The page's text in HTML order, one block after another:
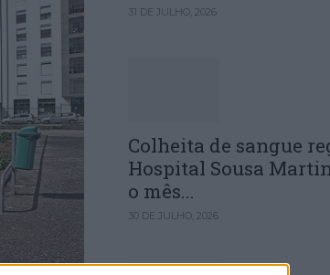
31 DE JULHO, 2026
Colheita de sangue
Hospital Sousa
o mês...
30 DE JULHO, 2026